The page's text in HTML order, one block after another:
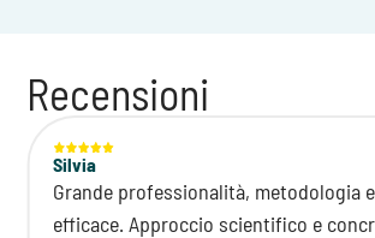
Recensioni
Silvia
Grande professionalità, metodologia
efficace. Approccio scientifico e